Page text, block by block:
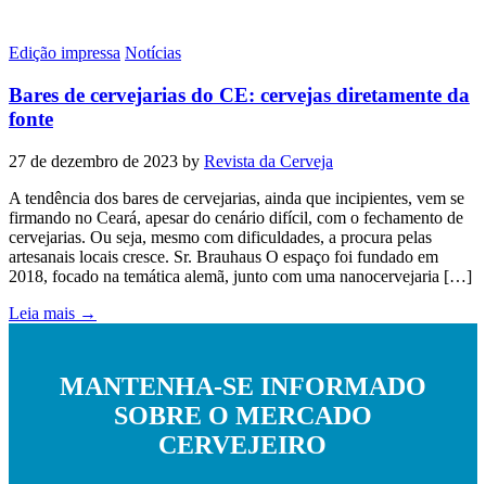
Edição impressa Notícias
Bares de cervejarias do CE: cervejas diretamente da
fonte
27 de dezembro de 2023 by Revista da Cerveja
A tendência dos bares de cervejarias, ainda que incipientes, vem se
firmando no Ceará, apesar do cenário difícil, com o fechamento de
cervejarias. Ou seja, mesmo com dificuldades, a procura pelas
artesanais locais cresce. Sr. Brauhaus O espaço foi fundado em
2018, focado na temática alemã, junto com uma nanocervejaria […]
Leia mais →
MANTENHA-SE INFORMADO
SOBRE O MERCADO
CERVEJEIRO